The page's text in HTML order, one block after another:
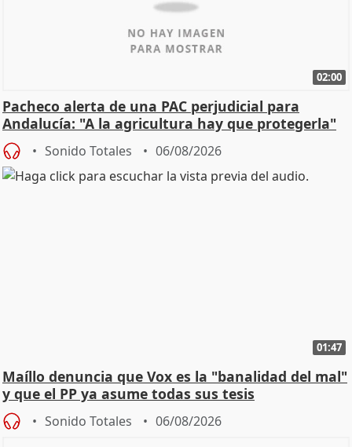
02:00
Pacheco alerta de una PAC perjudicial para
Andalucía: "A la agricultura hay que protegerla"
Sonido Totales 06/08/2026
01:47
Maíllo denuncia que Vox es la "banalidad del mal"
y que el PP ya asume todas sus tesis
Sonido Totales 06/08/2026